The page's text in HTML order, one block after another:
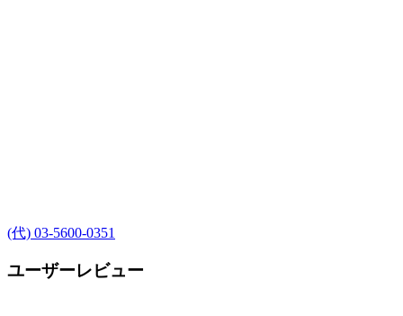
(代) 03-5600-0351
ユーザーレビュー